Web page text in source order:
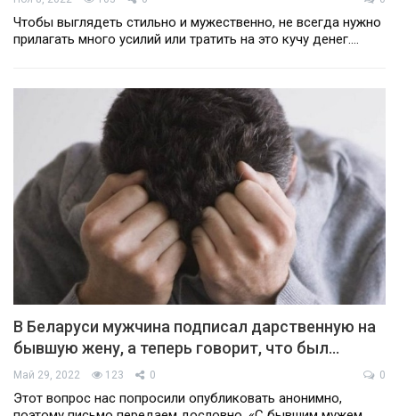
Чтобы выглядеть стильно и мужественно, не всегда нужно
прилагать много усилий или тратить на это кучу денег.…
В Беларуси мужчина подписал дарственную на
бывшую жену, а теперь говорит, что был…
Май 29, 2022 123 0 0
Этот вопрос нас попросили опубликовать анонимно,